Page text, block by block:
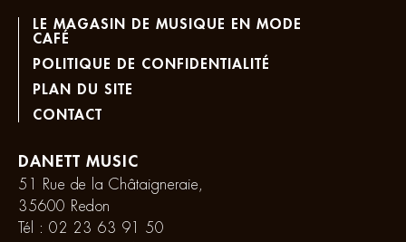
LE MAGASIN DE MUSIQUE EN MODE
CAFÉ
POLITIQUE DE CONFIDENTIALITÉ
PLAN DU SITE
CONTACT
DANETT MUSIC
51 Rue de la Châtaigneraie,
35600 Redon
Tél : 02 23 63 91 50